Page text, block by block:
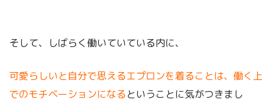
そして、しばらく働いていている内に、
可愛らしいと自分で思えるエプロンを着ることは、働く上
でのモチベーションになるということに気がつきまし